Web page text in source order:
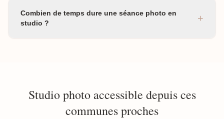
Combien de temps dure une séance photo en
studio ?
+
Studio photo accessible depuis ces
communes proches